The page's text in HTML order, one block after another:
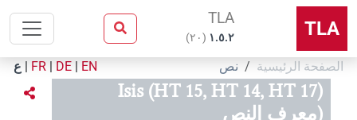
TLA
TLA
۱.٥.٢ (٢٠)
الصفحة الرئيسية نص EN
|
DE
|
FR
| ع
Isis (HT 15, HT 14, HT 17)
(معرف النص